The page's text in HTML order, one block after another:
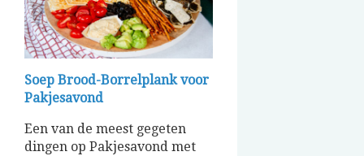
Soep Brood-Borrelplank voor
Pakjesavond
Een van de meest gegeten
dingen op Pakjesavond met